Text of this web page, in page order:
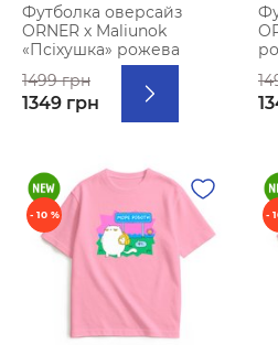
Футболка оверсайз
ORNER х Maliunok
«Псіхушка» рожева
1499 грн
1349 грн
- 10 % -